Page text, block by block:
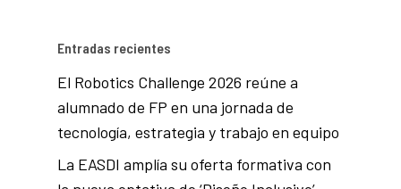
Entradas recientes
El Robotics Challenge 2026 reúne a
alumnado de FP en una jornada de
tecnología, estrategia y trabajo en equipo
La EASDI amplía su oferta formativa con